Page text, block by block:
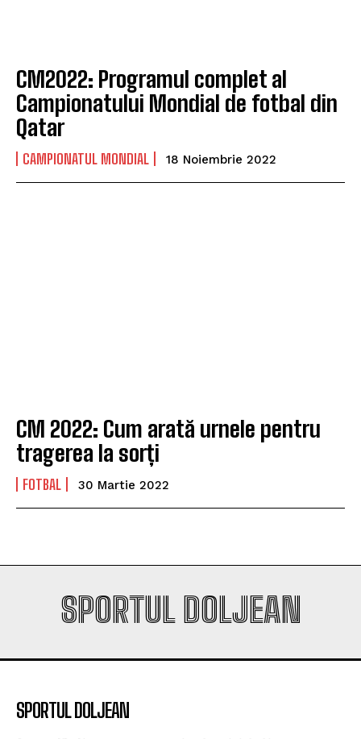
CM2022: Programul complet al
Campionatului Mondial de fotbal din
Qatar
CAMPIONATUL MONDIAL 18 Noiembrie 2022
CM 2022: Cum arată urnele pentru
tragerea la sorți
FOTBAL 30 Martie 2022
SPORTUL DOLJEAN
SPORTUL DOLJEAN